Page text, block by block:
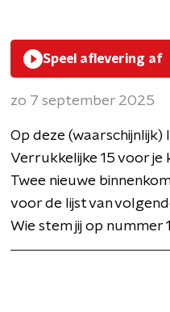
Speel aflevering af
zo 7 september 2025
Op deze
Verrukkelijke 15 voor je
Twee nieuwe
voor de lijst van
Wie stem jij op nummer